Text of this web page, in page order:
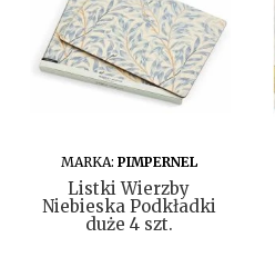
DO KOSZYKA
MARKA: PIMPERNEL
Listki Wierzby
Niebieska Podkładki
duże 4 szt.